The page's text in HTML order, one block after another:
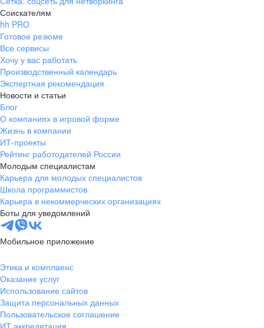
Соискателям
hh PRO
Готовое резюме
Все сервисы
Хочу у вас работать
Производственный календарь
Экспертная рекомендация
Новости и статьи
Блог
О компаниях в игровой форме
Жизнь в компании
ИТ-проекты
Рейтинг работодателей России
Молодым специалистам
Карьера для молодых специалистов
Школа программистов
Карьера в некоммерческих организациях
Боты для уведомлений
Мобильное приложение
Этика и комплаенс
Оказание услуг
Использование сайтов
Защита персональных данных
Пользовательское соглашение